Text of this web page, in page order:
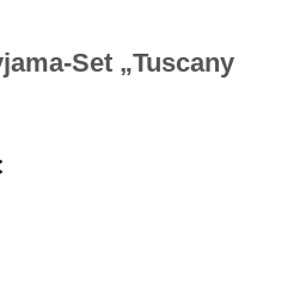
Set „Tuscany